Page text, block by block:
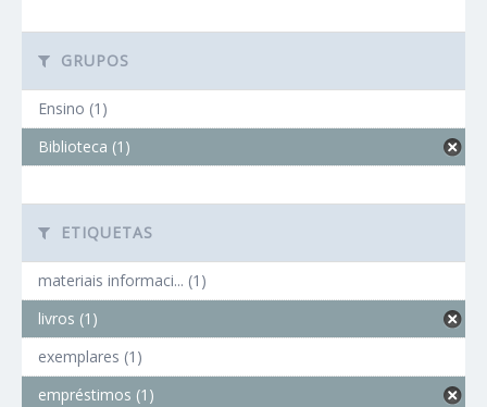
GRUPOS
Ensino (1)
Biblioteca (1)
ETIQUETAS
materiais informaci... (1)
livros (1)
exemplares (1)
empréstimos (1)